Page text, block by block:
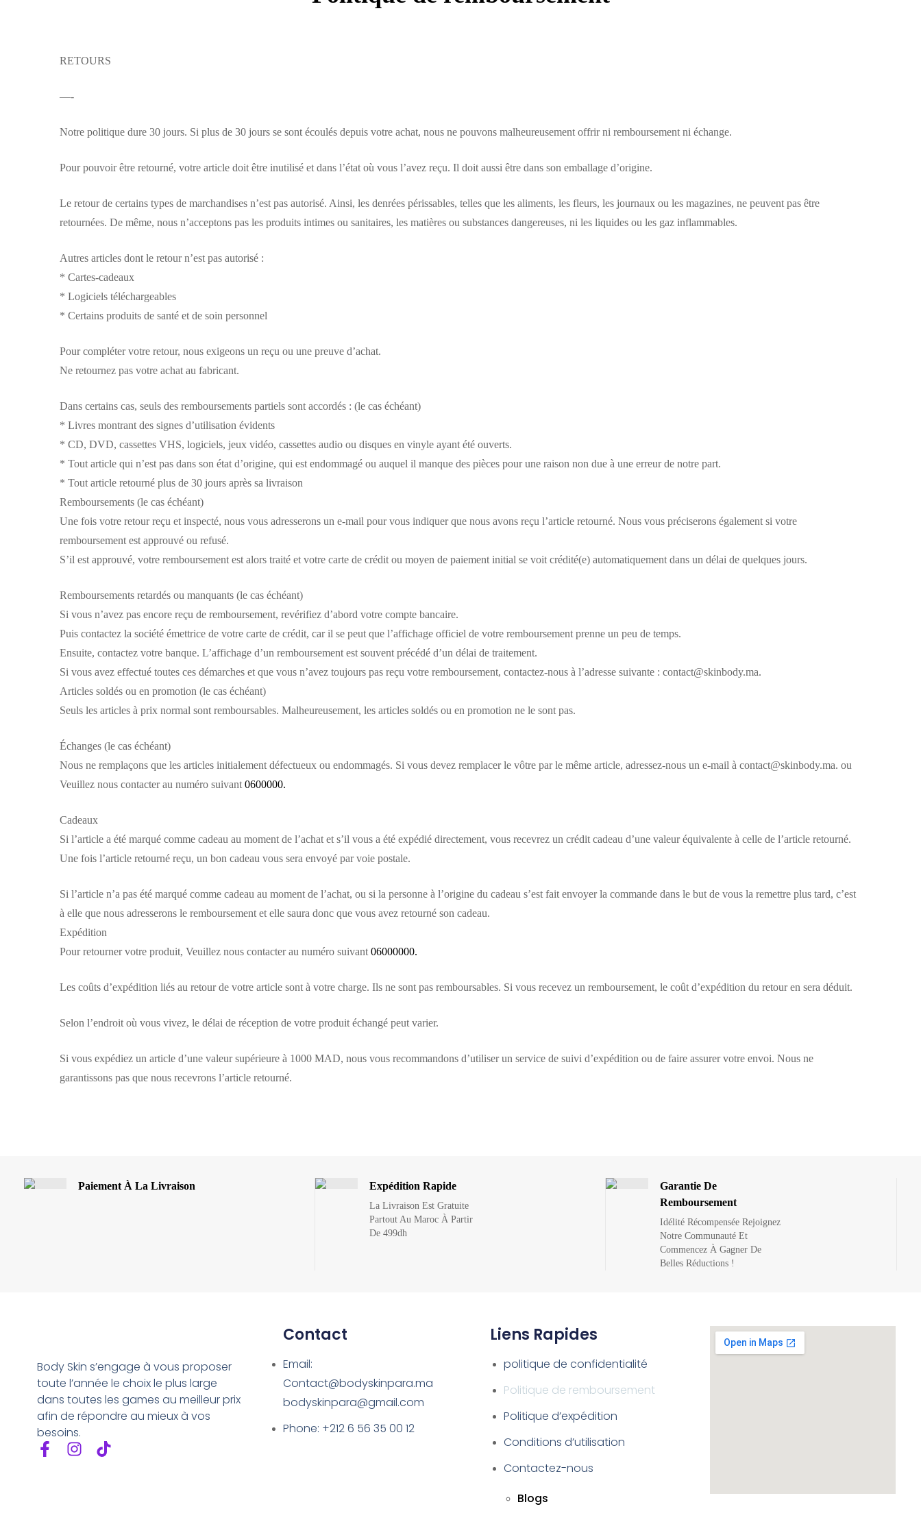
RETOURS
—-
Notre politique dure 30 jours. Si plus de 30 jours se sont écoulés depuis votre achat, nous ne pouvons malheureusement offrir ni remboursement ni échange.
Pour pouvoir être retourné, votre article doit être inutilisé et dans l’état où vous l’avez reçu. Il doit aussi être dans son emballage d’origine.
Le retour de certains types de marchandises n’est pas autorisé. Ainsi, les denrées périssables, telles que les aliments, les fleurs, les journaux ou les magazines, ne peuvent pas être
retournées. De même, nous n’acceptons pas les produits intimes ou sanitaires, les matières ou substances dangereuses, ni les liquides ou les gaz inflammables.
Autres articles dont le retour n’est pas autorisé :
* Cartes-cadeaux
* Logiciels téléchargeables
* Certains produits de santé et de soin personnel
Pour compléter votre retour, nous exigeons un reçu ou une preuve d’achat.
Ne retournez pas votre achat au fabricant.
Dans certains cas, seuls des remboursements partiels sont accordés : (le cas échéant)
* Livres montrant des signes d’utilisation évidents
* CD, DVD, cassettes VHS, logiciels, jeux vidéo, cassettes audio ou disques en vinyle ayant été ouverts.
* Tout article qui n’est pas dans son état d’origine, qui est endommagé ou auquel il manque des pièces pour une raison non due à une erreur de notre part.
* Tout article retourné plus de 30 jours après sa livraison
Remboursements (le cas échéant)
Une fois votre retour reçu et inspecté, nous vous adresserons un e-mail pour vous indiquer que nous avons reçu l’article retourné. Nous vous préciserons également si votre
remboursement est approuvé ou refusé.
S’il est approuvé, votre remboursement est alors traité et votre carte de crédit ou moyen de paiement initial se voit crédité(e) automatiquement dans un délai de quelques jours.
Remboursements retardés ou manquants (le cas échéant)
Si vous n’avez pas encore reçu de remboursement, revérifiez d’abord votre compte bancaire.
Puis contactez la société émettrice de votre carte de crédit, car il se peut que l’affichage officiel de votre remboursement prenne un peu de temps.
Ensuite, contactez votre banque. L’affichage d’un remboursement est souvent précédé d’un délai de traitement.
Si vous avez effectué toutes ces démarches et que vous n’avez toujours pas reçu votre remboursement, contactez-nous à l’adresse suivante : contact@skinbody.ma.
Articles soldés ou en promotion (le cas échéant)
Seuls les articles à prix normal sont remboursables. Malheureusement, les articles soldés ou en promotion ne le sont pas.
Échanges (le cas échéant)
Nous ne remplaçons que les articles initialement défectueux ou endommagés. Si vous devez remplacer le vôtre par le même article, adressez-nous un e-mail à contact@skinbody.ma. ou
Veuillez nous contacter au numéro suivant 0600000.
Cadeaux
Si l’article a été marqué comme cadeau au moment de l’achat et s’il vous a été expédié directement, vous recevrez un crédit cadeau d’une valeur équivalente à celle de l’article retourné.
Une fois l’article retourné reçu, un bon cadeau vous sera envoyé par voie postale.
Si l’article n’a pas été marqué comme cadeau au moment de l’achat, ou si la personne à l’origine du cadeau s’est fait envoyer la commande dans le but de vous la remettre plus tard, c’est
à elle que nous adresserons le remboursement et elle saura donc que vous avez retourné son cadeau.
Expédition
Pour retourner votre produit, Veuillez nous contacter au numéro suivant 06000000.
Les coûts d’expédition liés au retour de votre article sont à votre charge. Ils ne sont pas remboursables. Si vous recevez un remboursement, le coût d’expédition du retour en sera déduit.
Selon l’endroit où vous vivez, le délai de réception de votre produit échangé peut varier.
Si vous expédiez un article d’une valeur supérieure à 1000 MAD, nous vous recommandons d’utiliser un service de suivi d’expédition ou de faire assurer votre envoi. Nous ne
garantissons pas que nous recevrons l’article retourné.
Paiement À La Livraison Expédition Rapide
La Livraison Est Gratuite
Partout Au Maroc À Partir
De 499dh
Garantie De
Remboursement
Idélité Récompensée Rejoignez
Notre Communauté Et
Commencez À Gagner De
Belles Réductions !
Body Skin s’engage à vous proposer
toute l’année le choix le plus large
dans toutes les games au meilleur prix
afin de répondre au mieux à vos
besoins.
Contact
Email:
Contact@bodyskinpara.ma
bodyskinpara@gmail.com
Phone: +212 6 56 35 00 12
Liens Rapides
politique de confidentialité
Politique de remboursement
Politique d’expédition
Conditions d’utilisation
Contactez-nous
Blogs